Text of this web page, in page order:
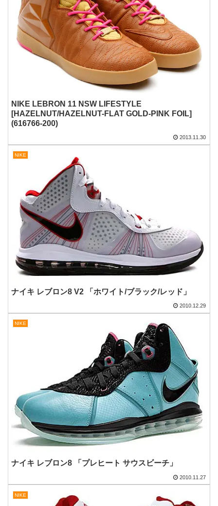
NIKE LEBRON 11 NSW LIFESTYLE
[HAZELNUT/HAZELNUT-FLAT GOLD-PINK FOIL]
(616766-200)
2013.11.30
NIKE
ナイキ レブロン8 V2 「ホワイト/ブラック/レッド」
2010.12.29
NIKE
ナイキ レブロン8 「プレヒート サウスビーチ」
2010.11.27
NIKE